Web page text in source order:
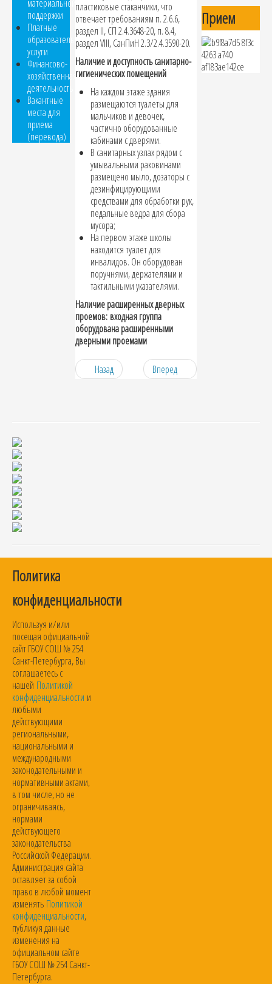
материальной
поддержки
Платные
образовательные
услуги
Финансово-
хозяйственная
деятельность
Вакантные
места для
приема
(перевода)
пластиковые стаканчики, что
отвечает требованиям п. 2.6.6,
раздел II, СП 2.4.3648-20, п. 8.4,
раздел VIII, СанПиН 2.3/2.4.3590-20.
Наличие и доступность санитарно-
гигиенических помещений
На каждом этаже здания
размещаются туалеты для
мальчиков и девочек,
частично оборудованные
кабинами с дверями.
В санитарных узлах рядом с
умывальными раковинами
размещено мыло, дозаторы с
дезинфицирующими
средствами для обработки рук,
педальные ведра для сбора
мусора;
На первом этаже школы
находится туалет для
инвалидов. Он оборудован
поручнями, держателями и
тактильными указателями.
Наличие расширенных дверных
проемов: входная группа
оборудована расширенными
дверными проемами
Назад Вперед
Прием
Политика
конфиденциальности
Используя и/или
посещая официальной
сайт ГБОУ СОШ № 254
Санкт-Петербурга, Вы
соглашаетесь с
нашей Политикой
конфиденциальности и
любыми
действующими
региональными,
национальными и
международными
законодательными и
нормативными актами,
в том числе, но не
ограничиваясь,
нормами
действующего
законодательства
Российской Федерации.
Администрация сайта
оставляет за собой
право в любой момент
изменять Политикой
конфиденциальности,
публикуя данные
изменения на
официальном сайте
ГБОУ СОШ № 254 Санкт-
Петербурга.